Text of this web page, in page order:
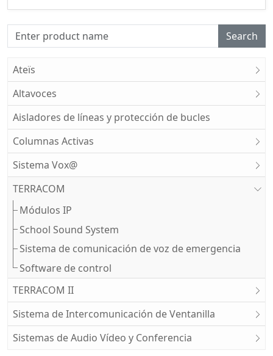
Search
Ateïs
Altavoces
Aisladores de líneas y protección de bucles
Columnas Activas
Sistema Vox@
TERRACOM
Módulos IP
School Sound System
Sistema de comunicación de voz de emergencia
Software de control
TERRACOM II
Sistema de Intercomunicación de Ventanilla
Sistemas de Audio Vídeo y Conferencia